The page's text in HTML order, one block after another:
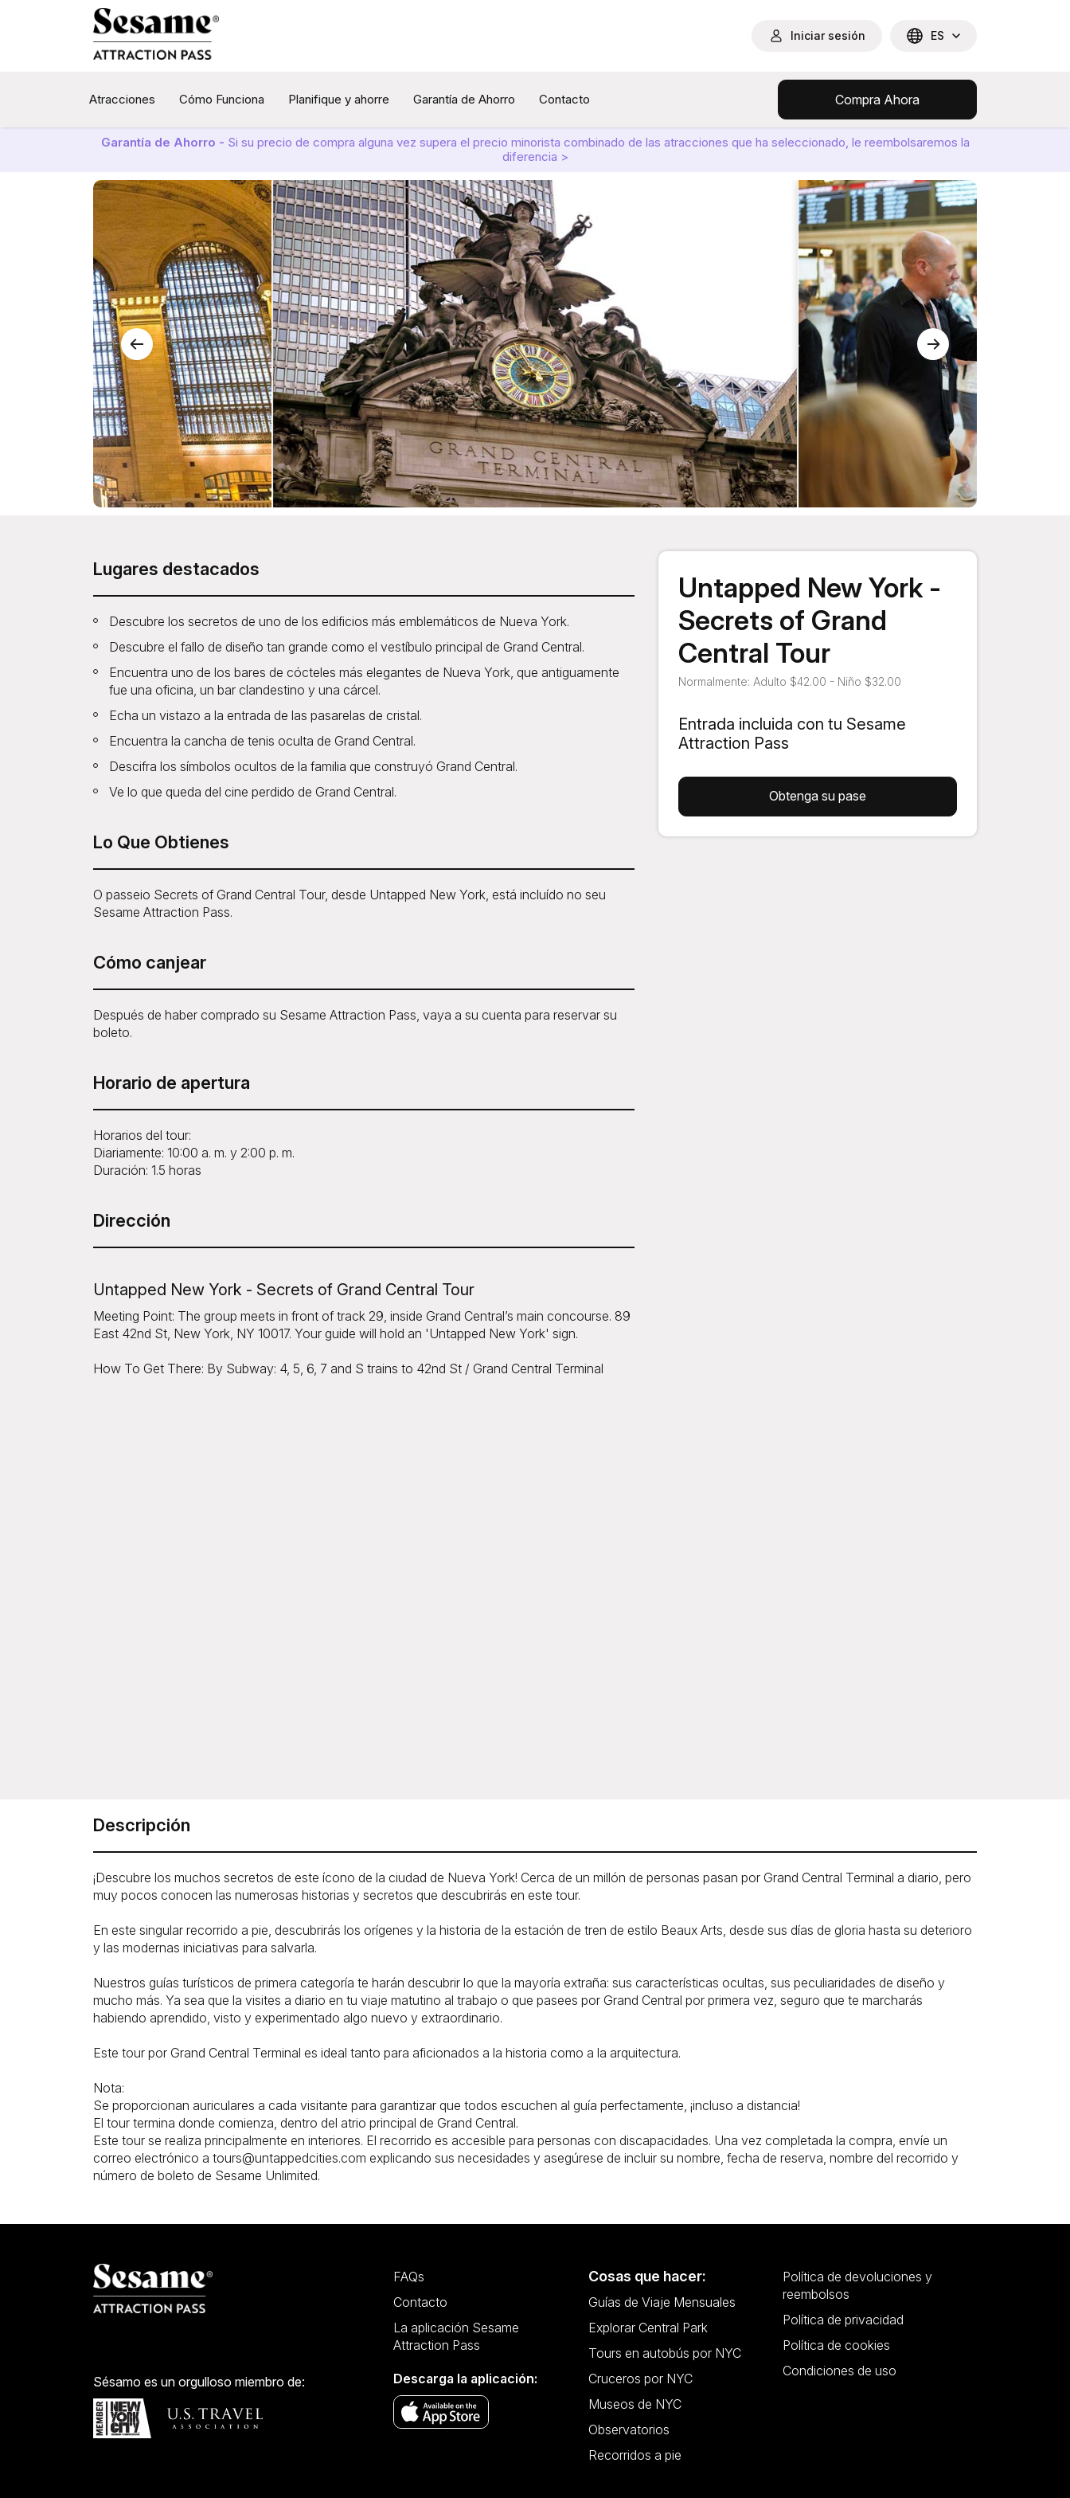
Iniciar sesión ES
Atracciones Cómo Funciona Planifique y ahorre Garantía de Ahorro Contacto Compra Ahora
Garantía de Ahorro - Si su precio de compra alguna vez supera el precio minorista combinado de las atracciones que ha seleccionado, le reembolsaremos la
diferencia >
Untapped New York -
Secrets of Grand
Central Tour
Normalmente: Adulto $42.00 - Niño $32.00
Entrada incluida con tu Sesame
Attraction Pass
Obtenga su pase
Lugares destacados
Descubre los secretos de uno de los edificios más emblemáticos de Nueva York.
Descubre el fallo de diseño tan grande como el vestíbulo principal de Grand Central.
Encuentra uno de los bares de cócteles más elegantes de Nueva York, que antiguamente
fue una oficina, un bar clandestino y una cárcel.
Echa un vistazo a la entrada de las pasarelas de cristal.
Encuentra la cancha de tenis oculta de Grand Central.
Descifra los símbolos ocultos de la familia que construyó Grand Central.
Ve lo que queda del cine perdido de Grand Central.
Lo Que Obtienes
O passeio Secrets of Grand Central Tour, desde Untapped New York, está incluído no seu
Sesame Attraction Pass.
Cómo canjear
Después de haber comprado su Sesame Attraction Pass, vaya a su cuenta para reservar su
boleto.
Horario de apertura
Horarios del tour:
Diariamente: 10:00 a. m. y 2:00 p. m.
Duración: 1.5 horas
Dirección
Untapped New York - Secrets of Grand Central Tour
Meeting Point: The group meets in front of track 29, inside Grand Central’s main concourse. 89
East 42nd St, New York, NY 10017. Your guide will hold an 'Untapped New York' sign.
How To Get There: By Subway: 4, 5, 6, 7 and S trains to 42nd St / Grand Central Terminal
Descripción
¡Descubre los muchos secretos de este ícono de la ciudad de Nueva York! Cerca de un millón de personas pasan por Grand Central Terminal a diario, pero
muy pocos conocen las numerosas historias y secretos que descubrirás en este tour.
En este singular recorrido a pie, descubrirás los orígenes y la historia de la estación de tren de estilo Beaux Arts, desde sus días de gloria hasta su deterioro
y las modernas iniciativas para salvarla.
Nuestros guías turísticos de primera categoría te harán descubrir lo que la mayoría extraña: sus características ocultas, sus peculiaridades de diseño y
mucho más. Ya sea que la visites a diario en tu viaje matutino al trabajo o que pasees por Grand Central por primera vez, seguro que te marcharás
habiendo aprendido, visto y experimentado algo nuevo y extraordinario.
Este tour por Grand Central Terminal es ideal tanto para aficionados a la historia como a la arquitectura.
Nota:
Se proporcionan auriculares a cada visitante para garantizar que todos escuchen al guía perfectamente, ¡incluso a distancia!
El tour termina donde comienza, dentro del atrio principal de Grand Central.
Este tour se realiza principalmente en interiores. El recorrido es accesible para personas con discapacidades. Una vez completada la compra, envíe un
correo electrónico a tours@untappedcities.com explicando sus necesidades y asegúrese de incluir su nombre, fecha de reserva, nombre del recorrido y
número de boleto de Sesame Unlimited.
Sésamo es un orgulloso miembro de:
FAQs
Contacto
La aplicación Sesame
Attraction Pass
Descarga la aplicación:
Cosas que hacer:
Guías de Viaje Mensuales
Explorar Central Park
Tours en autobús por NYC
Cruceros por NYC
Museos de NYC
Observatorios
Recorridos a pie
Política de devoluciones y
reembolsos
Política de privacidad
Política de cookies
Condiciones de uso